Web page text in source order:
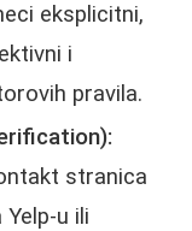
eksplicitni,
i
pravila.
stranica
u ili